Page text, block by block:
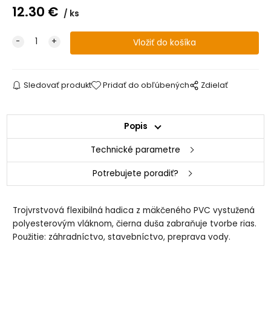
12.30 € ks
Sledovať produkt Pridať do obľúbených Zdielať
Popis
Technické parametre
Potrebujete poradiť?
Trojvrstvová flexibilná hadica z mäkčeného PVC vystužená
polyesterovým vláknom, čierna duša zabraňuje tvorbe rias.
Použitie: záhradníctvo, stavebníctvo, preprava vody.